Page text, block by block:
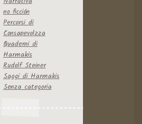
no ficción
Percorsi di
Consapevolzza
Quaderni di
Harmakis
Rudolf Steiner
Saggi di Harmakis
Senza categoria